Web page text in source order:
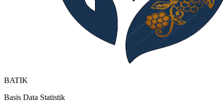
BATIK
Basis Data Statistik